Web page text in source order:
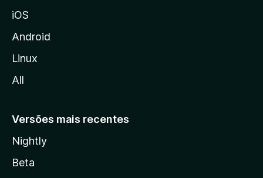
z
i
a
iOS
Android
Linux
All
Versões mais recentes
Nightly
Beta